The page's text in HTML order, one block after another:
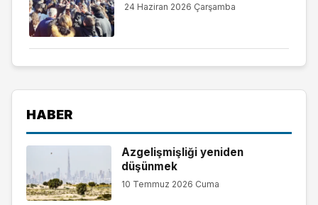
24 Haziran 2026 Çarşamba
HABER
Azgelişmişliği yeniden
düşünmek
10 Temmuz 2026 Cuma